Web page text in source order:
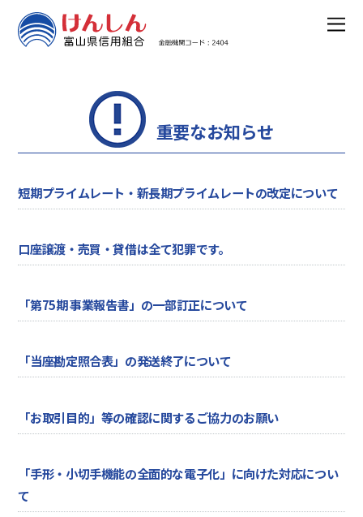
重要なお知らせ
短期プライムレート・新長期プライムレートの改定について
口座譲渡・売買・貸借は全て犯罪です。
「第75期 事業報告書」の一部訂正について
「当座勘定照合表」の発送終了について
「お取引目的」等の確認に関するご協力のお願い
「手形・小切手機能の全面的な電子化」に向けた対応につい
て